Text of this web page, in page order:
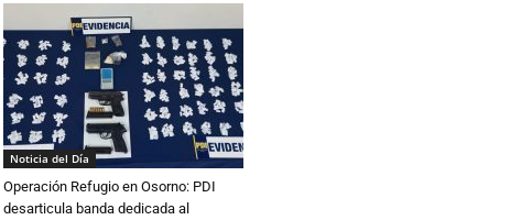
Noticia del Día
Operación Refugio en Osorno: PDI
desarticula banda dedicada al